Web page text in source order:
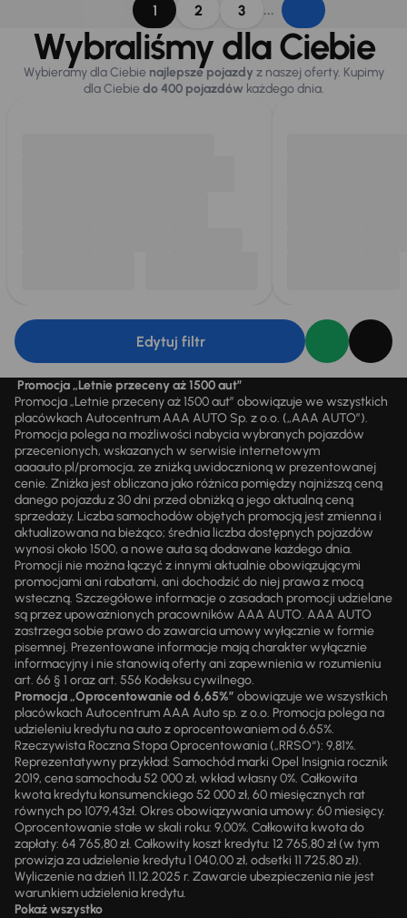
1 2 3 ...
Wybraliśmy dla Ciebie
Wybieramy dla Ciebie najlepsze pojazdy z naszej oferty. Kupimy
dla Ciebiedo 400 pojazdówkażdego dnia.
Edytuj filtr
Promocja „Letnie przeceny aż 1500 aut”
Promocja „Letnie przeceny aż 1500 aut” obowiązuje we wszystkich
placówkach Autocentrum AAA AUTO Sp. z o.o. („AAA AUTO”).
Promocja polega na możliwości nabycia wybranych pojazdów
przecenionych, wskazanych w serwisie internetowym
aaaauto.pl/promocja, ze zniżką uwidocznioną w prezentowanej
cenie. Zniżka jest obliczana jako różnica pomiędzy najniższą ceną
danego pojazdu z 30 dni przed obniżką a jego aktualną ceną
sprzedaży. Liczba samochodów objętych promocją jest zmienna i
aktualizowana na bieżąco; średnia liczba dostępnych pojazdów
wynosi około 1500, a nowe auta są dodawane każdego dnia.
Promocji nie można łączyć z innymi aktualnie obowiązującymi
promocjami ani rabatami, ani dochodzić do niej prawa z mocą
wsteczną. Szczegółowe informacje o zasadach promocji udzielane
są przez upoważnionych pracowników AAA AUTO. AAA AUTO
zastrzega sobie prawo do zawarcia umowy wyłącznie w formie
pisemnej. Prezentowane informacje mają charakter wyłącznie
informacyjny i nie stanowią oferty ani zapewnienia w rozumieniu
art. 66 § 1 oraz art. 556 Kodeksu cywilnego.
Promocja „Oprocentowanie od 6,65%” obowiązuje we wszystkich
placówkach Autocentrum AAA Auto sp. z o.o. Promocja polega na
udzieleniu kredytu na auto z oprocentowaniem od 6,65%.
Rzeczywista Roczna Stopa Oprocentowania („RRSO“): 9,81%.
Reprezentatywny przykład: Samochód marki Opel Insignia rocznik
2019, cena samochodu 52 000 zł, wkład własny 0%. Całkowita
kwota kredytu konsumenckiego 52 000 zł, 60 miesięcznych rat
równych po 1079,43zł. Okres obowiązywania umowy: 60 miesięcy.
Oprocentowanie stałe w skali roku: 9,00%. Całkowita kwota do
zapłaty: 64 765,80 zł. Całkowity koszt kredytu: 12 765,80 zł (w tym
prowizja za udzielenie kredytu 1 040,00 zł, odsetki 11 725,80 zł).
Wyliczenie na dzień 11.12.2025 r. Zawarcie ubezpieczenia nie jest
warunkiem udzielenia kredytu.
Pokaż wszystko